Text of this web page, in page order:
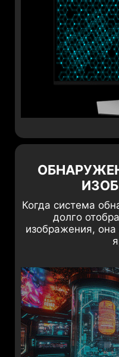
Когда система
долго
изображения,